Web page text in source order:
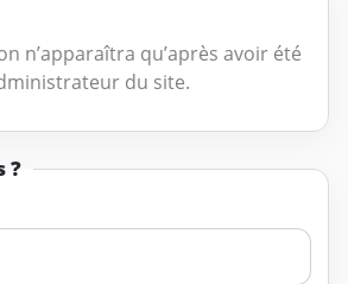
n’apparaîtra qu’après avoir été
du site.
?